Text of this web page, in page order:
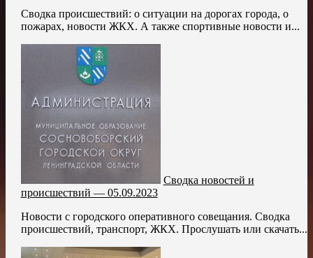
Сводка происшествий: о ситуации на дорогах города, о
пожарах, новости ЖКХ. А также спортивные новости и...
Сводка новостей и
происшествий — 05.09.2023
Новости с городского оперативного совещания. Сводка
происшествий, транспорт, ЖКХ. Прослушать или скачать...